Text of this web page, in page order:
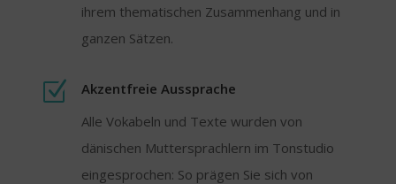
ihrem thematischen Zusammenhang und in
ganzen Sätzen.
Z
Akzentfreie Aussprache
Alle Vokabeln und Texte wurden von
dänischen Muttersprachlern im Tonstudio
eingesprochen: So prägen Sie sich von